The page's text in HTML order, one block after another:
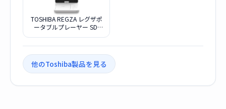
TOSHIBA REGZA レグザポ
ータブルプレーヤー SD-
他のToshiba製品を見る